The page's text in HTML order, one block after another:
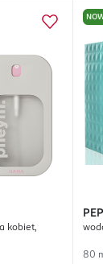
kobiet,
&
80